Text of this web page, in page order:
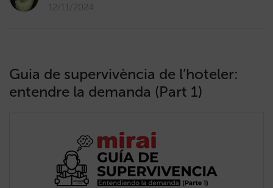
12/11/2024
Guia de supervivència de l’hoteler:
entendre la demanda (Part 1)